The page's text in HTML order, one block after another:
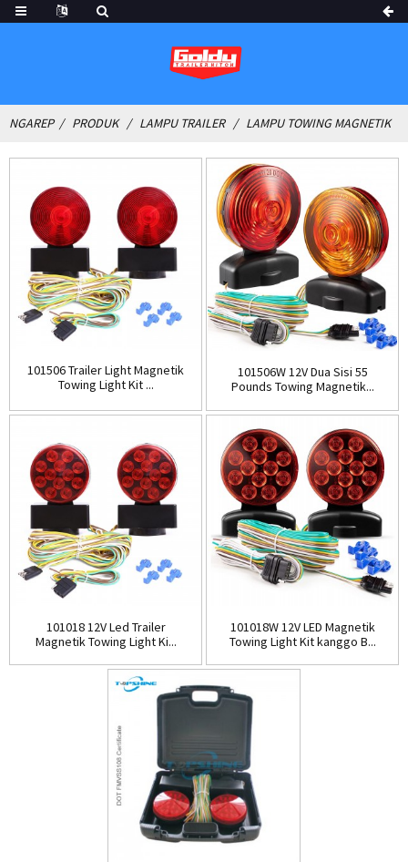
NGAREP PRODUK LAMPU TRAILER LAMPU TOWING MAGNETIK
101506 Trailer Light Magnetik
Towing Light Kit ...
101506W 12V Dua Sisi 55
Pounds Towing Magnetik...
101018 12V Led Trailer
Magnetik Towing Light Ki...
101018W 12V LED Magnetik
Towing Light Kit kanggo B...